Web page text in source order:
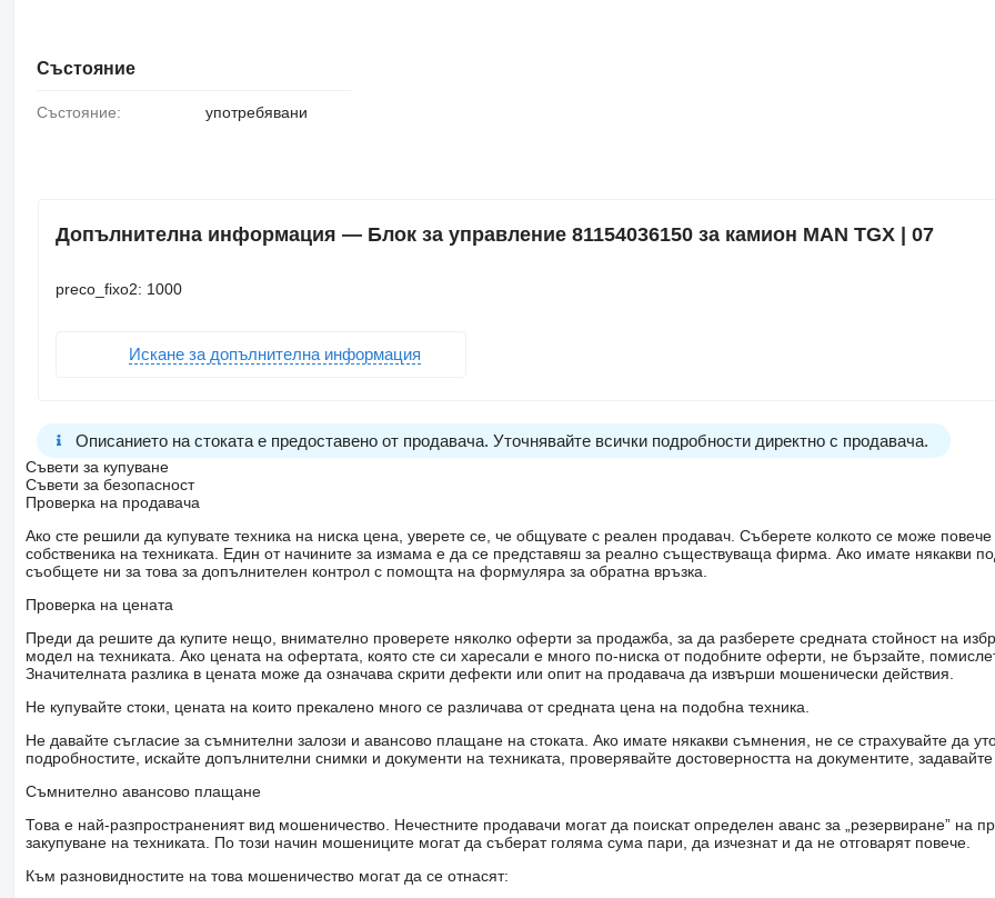
Състояние
Състояние: употребявани
Допълнителна информация — Блок за управление 81154036150 за камион MAN TGX | 07
preco_fixo2: 1000
Искане за допълнителна информация
Описанието на стоката е предоставено от продавача. Уточнявайте всички подробности директно с продавача.
Съвети за купуване
Съвети за безопасност
Проверка на продавача
Ако сте решили да купувате техника на ниска цена, уверете се, че общувате с реален продавач. Съберете колкото се може
собственика на техниката. Един от начините за измама е да се представяш за реално съществуваща фирма. Ако имате някакви
съобщете ни за това за допълнителен контрол с помощта на формуляра за обратна връзка.
Проверка на цената
Преди да решите да купите нещо, внимателно проверете няколко оферти за продажба, за да разберете средната стойност на
модел на техниката. Ако цената на офертата, която сте си харесали е много по-ниска от подобните оферти, не бързайте,
Значителната разлика в цената може да означава скрити дефекти или опит на продавача да извърши мошенически действия.
Не купувайте стоки, цената на които прекалено много се различава от средната цена на подобна техника.
Не давайте съгласие за съмнителни залози и авансово плащане на стоката. Ако имате някакви съмнения, не се страхувайте да
подробностите, искайте допълнителни снимки и документи на техниката, проверявайте достоверността на документите,
Съмнително авансово плащане
Това е най-разпространеният вид мошеничество. Нечестните продавачи могат да поискат определен аванс за „резервиране” на
закупуване на техниката. По този начин мошениците могат да съберат голяма сума пари, да изчезнат и да не отговарят повече.
Към разновидностите на това мошеничество могат да се отнасят: